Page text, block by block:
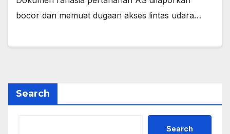
bocor dan memuat dugaan akses lintas udara…
Search
Search